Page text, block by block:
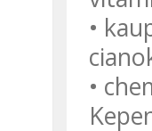
•
•